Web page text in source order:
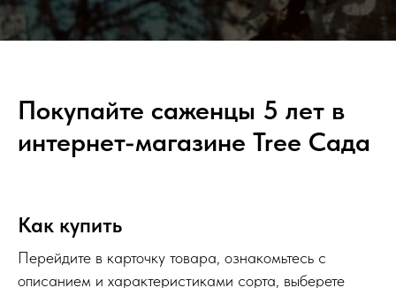
Покупайте саженцы 5 лет в
интернет-магазине Tree Сада
Как купить
Перейдите в карточку товара, ознакомьтесь с
описанием и характеристиками сорта, выберете